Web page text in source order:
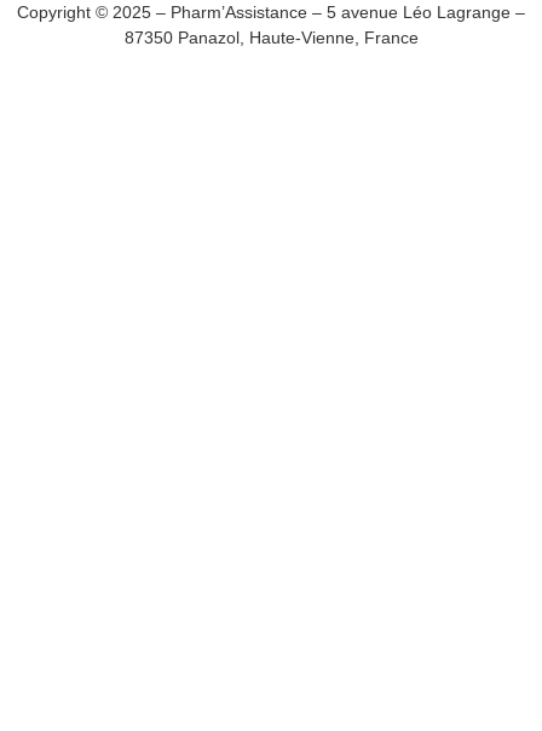
Copyright © 2025 – Pharm’Assistance – 5 avenue Léo Lagrange –
87350 Panazol, Haute-Vienne, France